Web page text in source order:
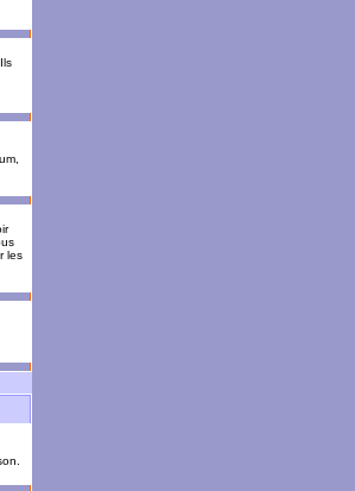
les